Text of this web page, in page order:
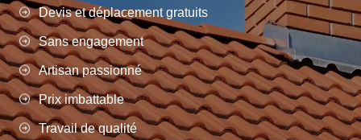
Devis et déplacement gratuits
Sans engagement
Artisan passionné
Prix imbattable
Travail de qualité